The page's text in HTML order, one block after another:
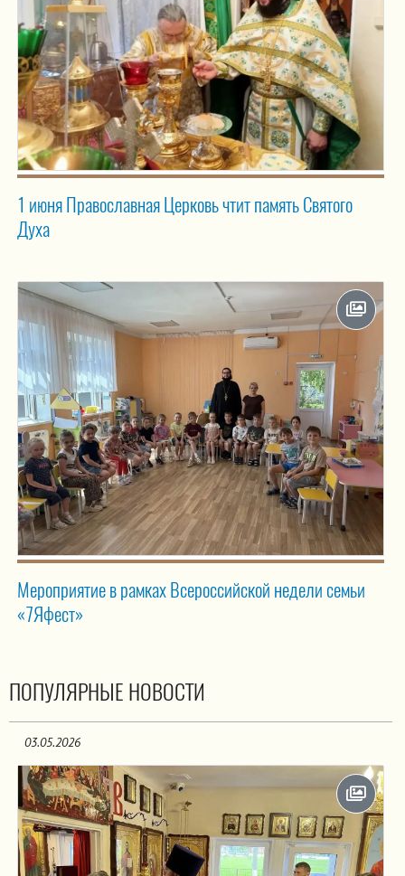
1 июня Православная Церковь чтит память Святого
Духа
Мероприятие в рамках Всероссийской недели семьи
«7Яфест»
ПОПУЛЯРНЫЕ НОВОСТИ
03.05.2026